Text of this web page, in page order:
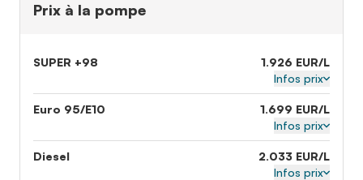
Prix à la pompe
SUPER +98
1.926 EUR/L
Infos prix
Euro 95/E10
1.699 EUR/L
Infos prix
Diesel
2.033 EUR/L
Infos prix